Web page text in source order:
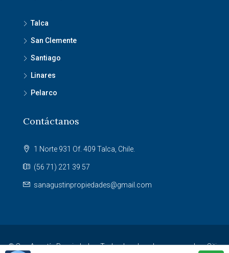
Talca
San Clemente
Santiago
Linares
Pelarco
Contáctanos
1 Norte 931 Of. 409 Talca, Chile.
(56 71) 221 39 57
sanagustinpropiedades@gmail.com
© San Agustín Propiedades. Todos los derechos reservados. Sitio